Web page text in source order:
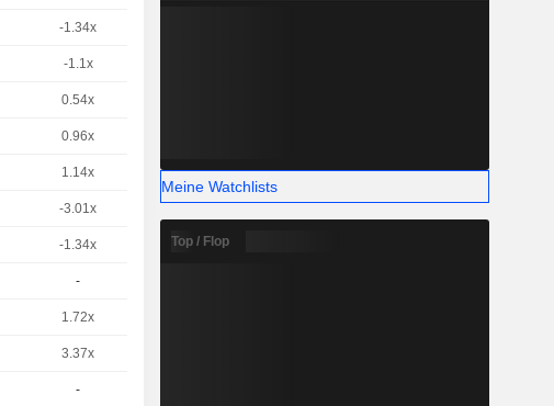
-1.34x
-1.1x
0.54x
0.96x
1.14x
-3.01x
-1.34x
-
1.72x
3.37x
-
Meine Watchlists
Top / Flop